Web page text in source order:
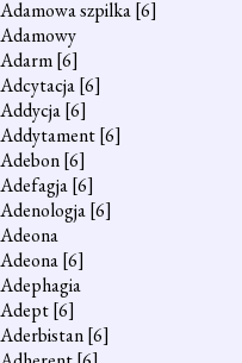
Adamowa szpilka[6]
Adamowy
Adarm[6]
Adcytacja[6]
Addycja[6]
Addytament[6]
Adebon[6]
Adefagja[6]
Adenologja[6]
Adeona
Adeona[6]
Adephagia
Adept[6]
Aderbistan[6]